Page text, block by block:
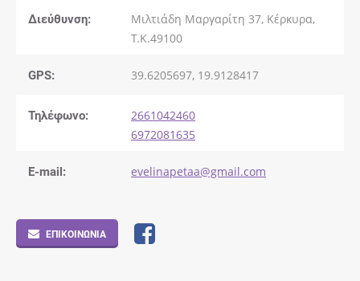
Διεύθυνση:
Μιλτιάδη Μαργαρίτη 37, Κέρκυρα,
Τ.Κ.49100
GPS: 39.6205697, 19.9128417
Τηλέφωνο:
2661042460
6972081635
E-mail: evelinapetaa@gmail.com
ΕΠΙΚΟΙΝΩΝΊΑ